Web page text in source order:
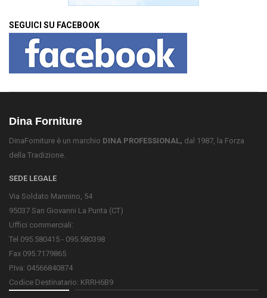
SEGUICI SU FACEBOOK
Dina Forniture
DinaForniture è un marchio DINA PROFESSIONAL, dal 1987, la Forza
della Tradizione.
SEDE LEGALE
Via Soldato Mannino, 54
95037 San Giovanni La Punta (CT)
Uffici commerciali:
Tel 095.580415 - 095.580398
Fax 095.7179865
P.Iva: 04566840874
Codice Destinatario: KRRH6B9